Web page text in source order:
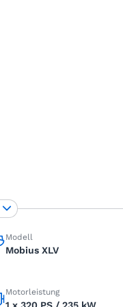
Modell
Mobius XLV
Motorleistung